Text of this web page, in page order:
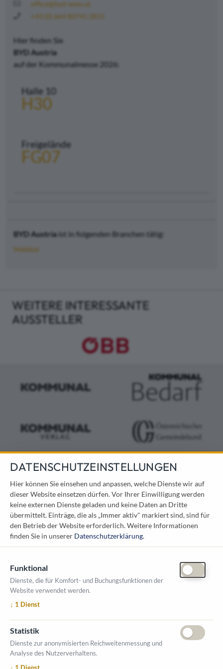
office@byd-wien.at
+43 (0) 664 80741 2831
Hier finden Sie
BYD Austria
auf der Kommunalmesse 2026:
Halle 10
H30
Freigelände
FG07
BYD Austria ist in folgenden Branchen tätig:
Mobilität
WEITERE INTERESSANTE
AUSSTELLER
KONTAKT
Österreichischer Kommunal-Verlag GmbH
Löwelstraße 6 / 2. Stock
1010 Wien
messe@kommunal.at
ÖFFNUNGSZEITEN MESSE
2. Oktober 2026, 9-16 Uhr
VERANSTALTUNGSORT
Salzburger Messe
Messezentrum 1
DATENSCHUTZEINSTELLUNGEN
Hier können Sie einsehen und anpassen, welche Dienste wir auf
dieser Website einsetzen dürfen. Vor Ihrer Einwilligung werden
keine externen Dienste geladen und keine Daten an Dritte
übermittelt. Einträge, die als „Immer aktiv" markiert sind, sind für
den Betrieb der Website erforderlich.Weitere Informationen
finden Sie in unserer Datenschutzerklärung.
Funktional
Dienste, die für Komfort- und Buchungsfunktionen der
Website verwendet werden.
↓ 1 Dienst
Statistik
Dienste zur anonymisierten Reichweitenmessung und
Analyse des Nutzerverhaltens.